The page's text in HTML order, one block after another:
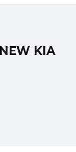
KIA